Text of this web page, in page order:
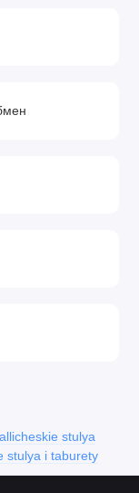
stulya
stulya i taburety